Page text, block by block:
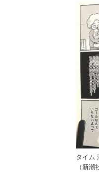
タイム
（新潮